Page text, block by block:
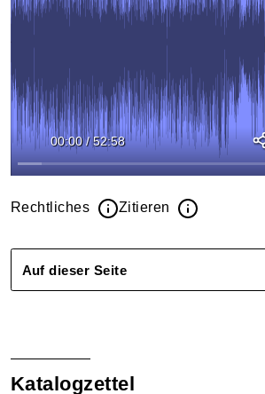
00:00 / 52:58
Rechtliches Zitieren
Auf dieser Seite
Katalogzettel